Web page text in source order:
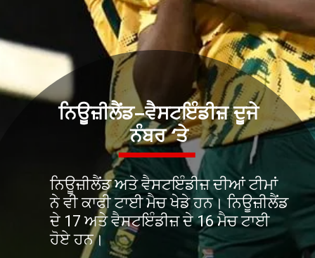
ਨਿਊਜ਼ੀਲੈਂਡ–ਵੈਸਟਇੰਡੀਜ਼ ਦੂਜੇ
ਨੰਬਰ ‘ਤੇ
ਨਿਊਜ਼ੀਲੈਂਡ ਅਤੇ ਵੈਸਟਇੰਡੀਜ਼ ਦੀਆਂ ਟੀਮਾਂ
ਨੇ ਵੀ ਕਾਫੀ ਟਾਈ ਮੈਚ ਖੇਡੇ ਹਨ। ਨਿਊਜ਼ੀਲੈਂਡ
ਦੇ 17 ਅਤੇ ਵੈਸਟਇੰਡੀਜ਼ ਦੇ 16 ਮੈਚ ਟਾਈ